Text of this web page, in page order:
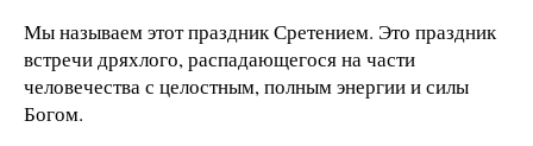
Мы называем этот праздник Сретением. Это праздник
встречи дряхлого, распадающегося на части
человечества с целостным, полным энергии и силы
Богом.